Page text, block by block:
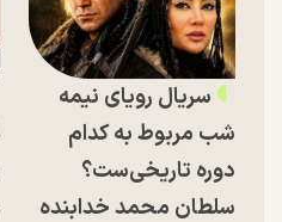
سریال رویای نیمه
شب مربوط به کدام
دوره تاریخی‌ست؟
سلطان محمد خدابنده